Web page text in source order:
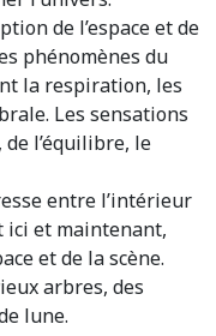
de l’espace et de
phénomènes du
la respiration, les
Les sensations
de l’équilibre, le
entre l’intérieur
ici et maintenant,
et de la scène.
arbres, des
lune.